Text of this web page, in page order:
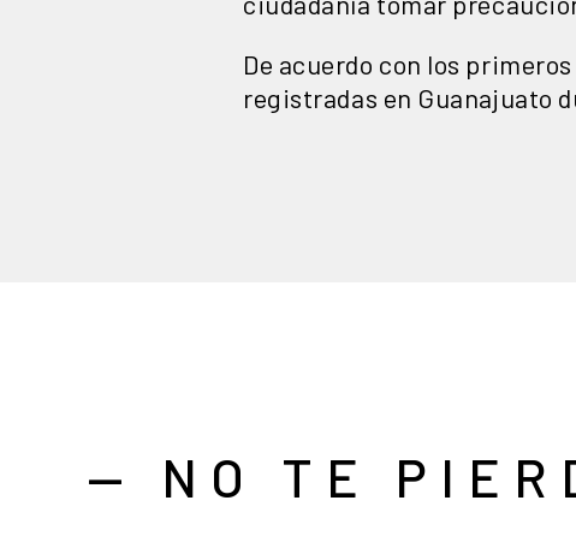
De acuerdo con los
registradas en Guanajuato
— NO TE